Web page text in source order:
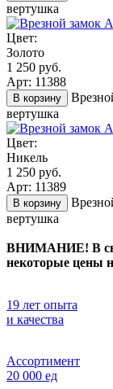
вертушка
Цвет:
Золото
1 250 руб.
Арт: 11388
В корзину
вертушка
Цвет:
Никель
1 250 руб.
Арт: 11389
В корзину
вертушка
ВНИМАНИЕ! В
некоторые цены
19 лет опыта
и качества
Ассортимент
20 000 ед